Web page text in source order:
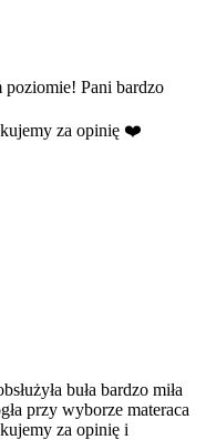
poziomie! Pani bardzo
za opinię ❤️
buła bardzo miła
przy wyborze materaca
za opinię i